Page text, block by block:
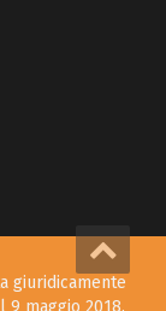
giuridicamente
maggio 2018.